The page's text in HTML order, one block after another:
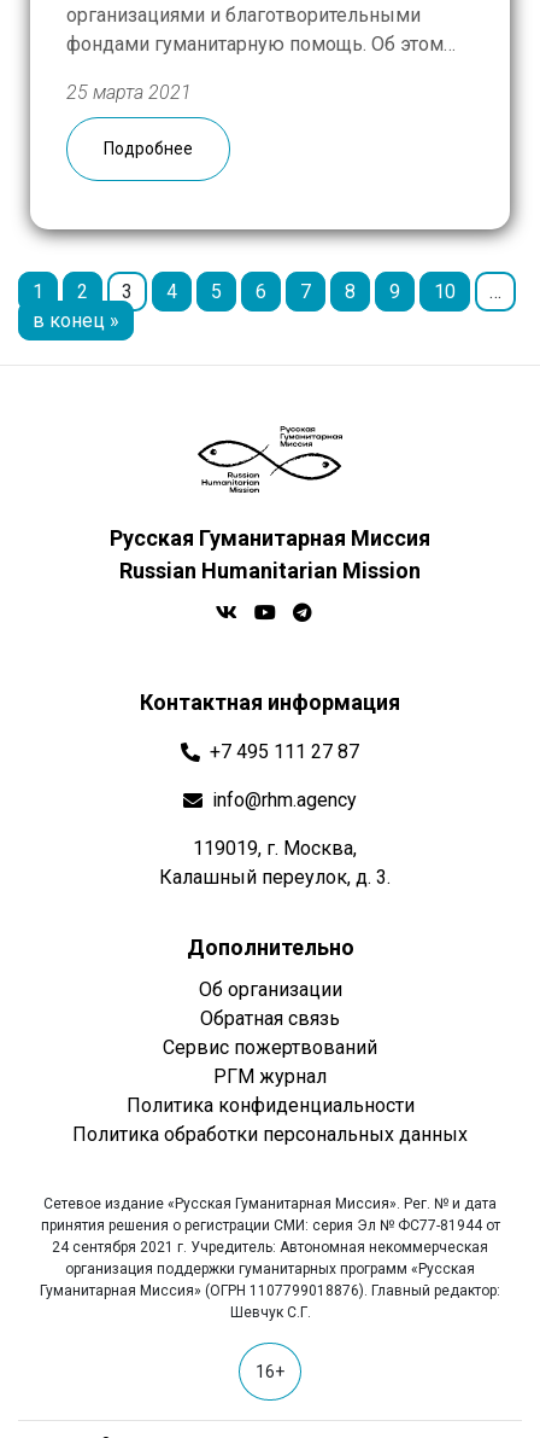
организациями и благотворительными
фондами гуманитарную помощь. Об этом
ходе проведенных накануне гуманитарных
акций в городскую больницу города
Степанакерта российскими миротворцами
фондов «Доктор Лиза» и «Спеши к добру»
[…]
25 марта 2021
Подробнее
1 2 3 4 5 6 7 8 9 10
…
в конец »
Русская Гуманитарная Миссия
Russian Humanitarian Mission
Контактная информация
+7 495 111 27 87
info@rhm.agency
119019, г. Москва,
Калашный переулок, д. 3.
Дополнительно
Об организации
Обратная связь
Сервис пожертвований
РГМ журнал
Политика конфиденциальности
Политика обработки персональных данных
Сетевое издание «Русская Гуманитарная Миссия». Рег. № и дата
принятия решения о регистрации СМИ: серия Эл № ФС77-81944 от
24 сентября 2021 г. Учредитель: Автономная некоммерческая
организация поддержки гуманитарных программ «Русская
Гуманитарная Миссия» (ОГРН 1107799018876). Главный редактор:
Шевчук С.Г.
16+